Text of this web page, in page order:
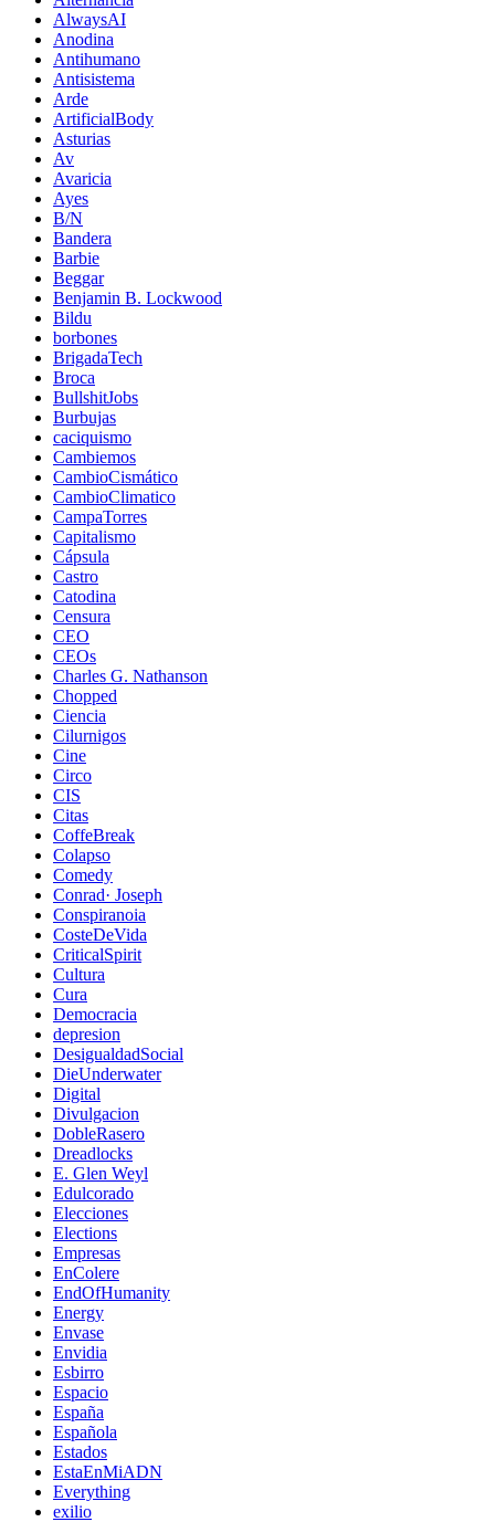
AlwaysAI
Anodina
Antihumano
Antisistema
Arde
ArtificialBody
Asturias
Av
Avaricia
Ayes
B/N
Bandera
Barbie
Beggar
Benjamin B. Lockwood
Bildu
borbones
BrigadaTech
Broca
BullshitJobs
Burbujas
caciquismo
Cambiemos
CambioCismático
CambioClimatico
CampaTorres
Capitalismo
Cápsula
Castro
Catodina
Censura
CEO
CEOs
Charles G. Nathanson
Chopped
Ciencia
Cilurnigos
Cine
Circo
CIS
Citas
CoffeBreak
Colapso
Comedy
Conrad· Joseph
Conspiranoia
CosteDeVida
CriticalSpirit
Cultura
Cura
Democracia
depresion
DesigualdadSocial
DieUnderwater
Digital
Divulgacion
DobleRasero
Dreadlocks
E. Glen Weyl
Edulcorado
Elecciones
Elections
Empresas
EnColere
EndOfHumanity
Energy
Envase
Envidia
Esbirro
Espacio
España
Española
Estados
EstaEnMiADN
Everything
exilio